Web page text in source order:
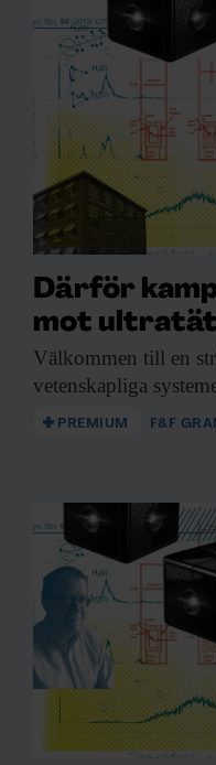
Därför
mot
Välkommen till en
vetenskapliga
PREMIUM F&F